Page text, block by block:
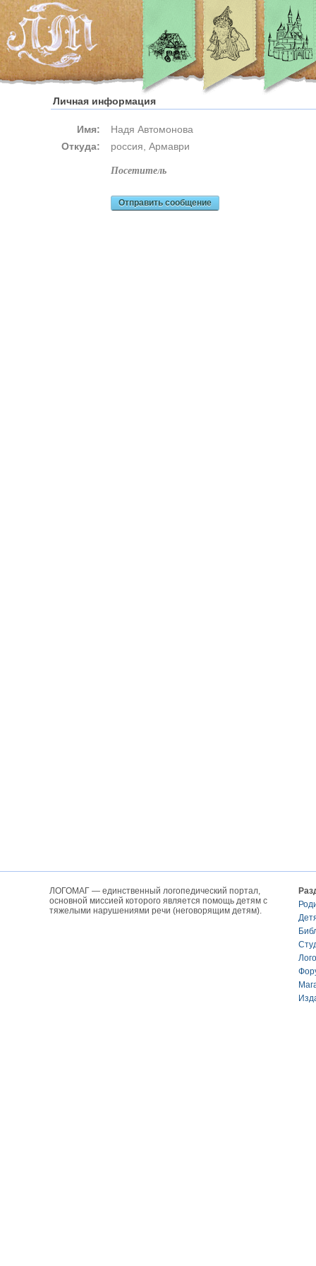
Личная информация
Имя:
Надя Автомонова
Откуда:
россия, Армаври
посетитель
Отправить сообщение
ЛОГОМАГ — единственный логопедический портал,
основной миссией которого является помощь детям с
тяжелыми нарушениями речи (неговорящим детям).